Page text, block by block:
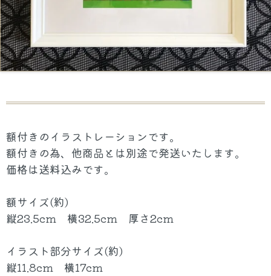
額付きのイラストレーションです。
額付きの為、他商品とは別途で発送いたします。
価格は送料込みです。
額サイズ(約)
縦23.5cm 横32.5cm 厚さ2cm
イラスト部分サイズ(約)
縦11.8cm 横17cm